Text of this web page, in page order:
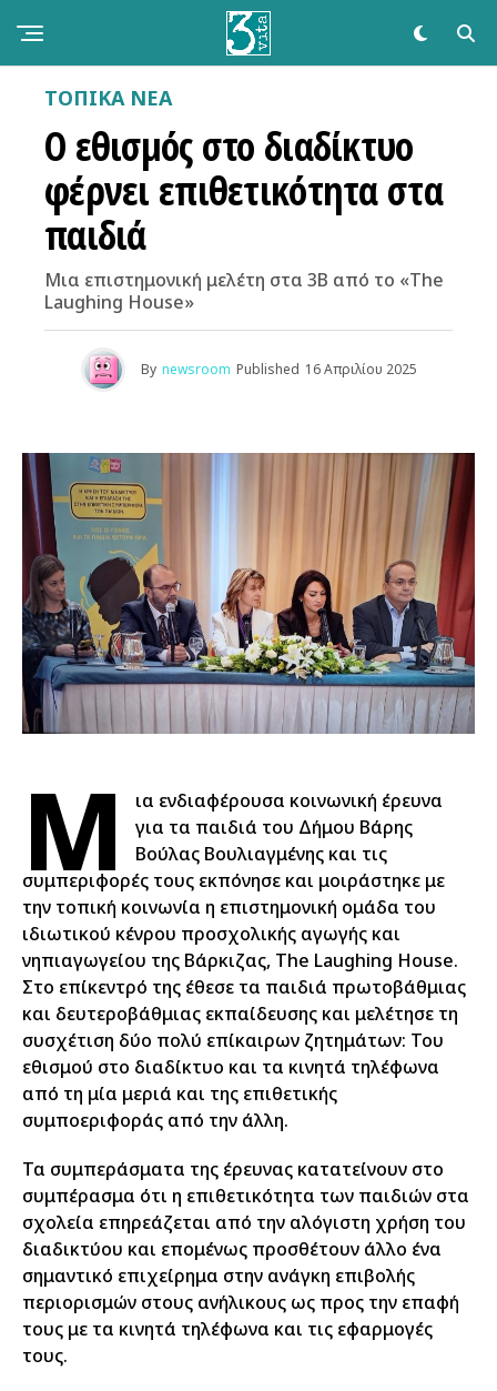
ΤΟΠΙΚΑ ΝΕΑ
Ο εθισμός στο διαδίκτυο
φέρνει επιθετικότητα στα
παιδιά
Μια επιστημονική μελέτη στα 3Β από το «The
Laughing House»
By newsroom Published 16 Απριλίου 2025
Μ
ια ενδιαφέρουσα κοινωνική έρευνα
για τα παιδιά του Δήμου Βάρης
Βούλας Βουλιαγμένης και τις
συμπεριφορές τους εκπόνησε και μοιράστηκε με
την τοπική κοινωνία η επιστημονική ομάδα του
ιδιωτικού κένρου προσχολικής αγωγής και
νηπιαγωγείου της Βάρκιζας, The Laughing House.
Στο επίκεντρό της έθεσε τα παιδιά πρωτοβάθμιας
και δευτεροβάθμιας εκπαίδευσης και μελέτησε τη
συσχέτιση δύο πολύ επίκαιρων ζητημάτων: Του
εθισμού στο διαδίκτυο και τα κινητά τηλέφωνα
από τη μία μεριά και της επιθετικής
συμποεριφοράς από την άλλη.
Τα συμπεράσματα της έρευνας κατατείνουν στο
συμπέρασμα ότι η επιθετικότητα των παιδιών στα
σχολεία επηρεάζεται από την αλόγιστη χρήση του
διαδικτύου και επομένως προσθέτουν άλλο ένα
σημαντικό επιχείρημα στην ανάγκη επιβολής
περιορισμών στους ανήλικους ως προς την επαφή
τους με τα κινητά τηλέφωνα και τις εφαρμογές
τους.